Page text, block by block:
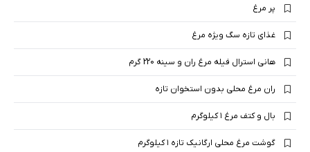
پر مرغ
غذای تازه سگ ویژه مرغ
هانی استرال فیله مرغ ران و سینه 220 گرم
ران مرغ محلی بدون استخوان تازه
بال و کتف مرغ ۱ کیلوگرم
گوشت مرغ محلی ارگانیک تازه ۱ کیلوگرم